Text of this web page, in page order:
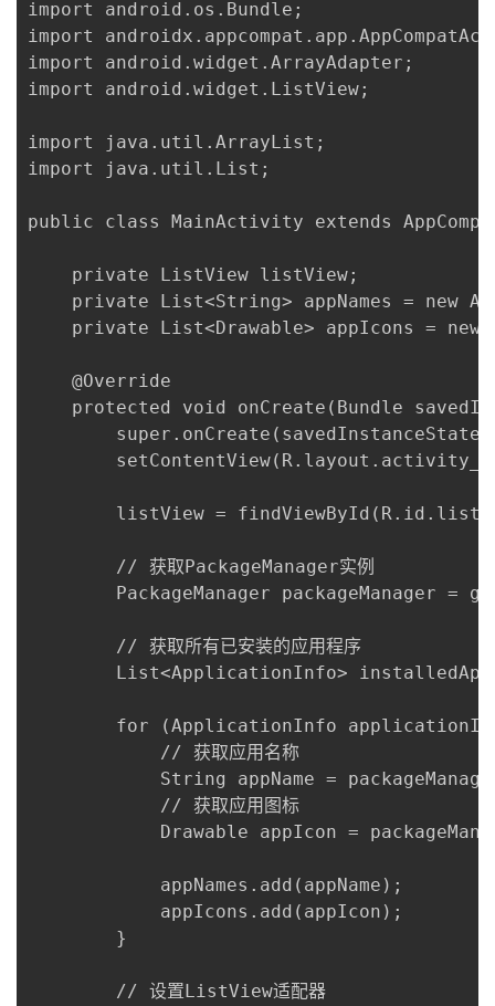
import android.os.Bundle;
import
import android.widget.ArrayAdapter;
import android.widget.ListView;
import java.util.ArrayList;
import java.util.List;
public class MainActivity extends
    private ListView listView;
private List<String> appNames = new
private List<Drawable> appIcons = new
    @Override
protected void onCreate(Bundle
listView =
        // 获取PackageManager实例
PackageManager packageManager =
        // 获取所有已安装的应用程序
List<ApplicationInfo>
for (ApplicationInfo
            // 获取应用名称
String appName =
            // 获取应用图标
Drawable appIcon =
            appNames.add(appName);
            appIcons.add(appIcon);
        }
        // 设置ListView适配器